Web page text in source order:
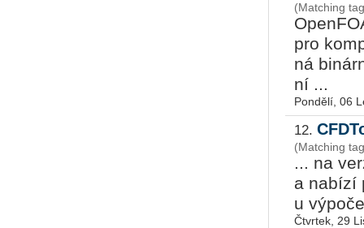
(Matching
pro
ná
ní ...
Pondělí, 06
12.
(Matching
... na
a nabízí
u
Čtvrtek, 29